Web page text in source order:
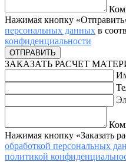
Нажимая кнопку
персональных данных в
конфиденциальности
ЗАКАЗАТЬ РАСЧЕТ
Нажимая кнопку «Заказать
обработкой персональных
политикой